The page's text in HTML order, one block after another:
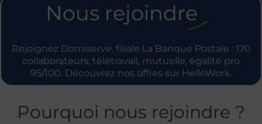
Nous rejoindre
Rejoignez Domiserve, filiale La Banque Postale : 170
collaborateurs, télétravail, mutuelle, égalité pro
95/100. Découvrez nos offres sur HelloWork.
Pourquoi nous rejoindre ?